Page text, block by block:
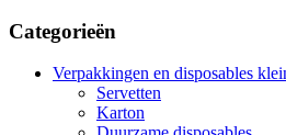
Categorieën
Verpakkingen en disposables
Servetten
Karton